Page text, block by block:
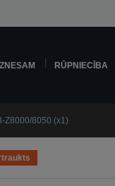
RŪPNIECĪBA
Z8000/8050 (x1)